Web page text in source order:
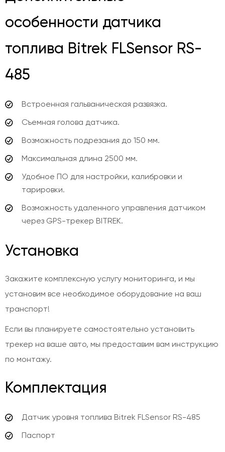
особенности датчика
топлива Bitrek FLSensor RS-
485
Встроенная гальваническая развязка.
Съемная голова датчика.
Возможность подрезания до 150 мм.
Максимальная длина 2500 мм.
Удобное ПО для настройки, калибровки и
тарировки.
Возможность удаленного управления датчиком
через GPS-трекер BITREK.
Установка
Закажите комплексную услугу мониторинга, и мы
установим все необходимое оборудование на ваш
транспорт!
Если вы планируете самостоятельно установить
трекер на ваше авто, мы предоставим вам инструкцию
по монтажу.
Комплектация
Датчик уровня топлива Bitrek FLSensor RS-485
Паспорт